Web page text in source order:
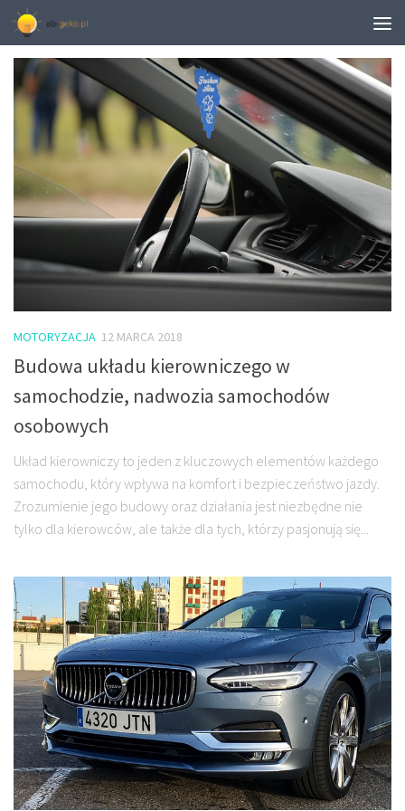
TAGGED:
MOTORYZACJA 12 MARCA 2018
Budowa układu kierowniczego w
samochodzie, nadwozia samochodów
osobowych
Układ kierowniczy to jeden z kluczowych elementów każdego
samochodu, który wpływa na komfort i bezpieczeństwo jazdy.
Zrozumienie jego budowy oraz działania jest niezbędne nie
tylko dla kierowców, ale także dla tych, którzy pasjonują się...